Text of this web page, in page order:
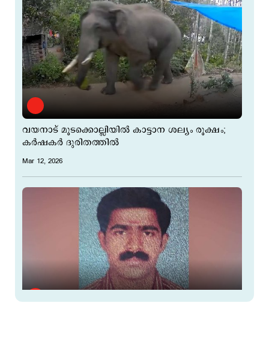
വയനാട് മൂടക്കൊല്ലിയിൽ കാട്ടാന ശല്യം രൂക്ഷം;
കർഷകർ ദുരിതത്തിൽ
Mar 12, 2026